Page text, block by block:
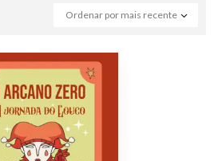
Ordenar por mais recente